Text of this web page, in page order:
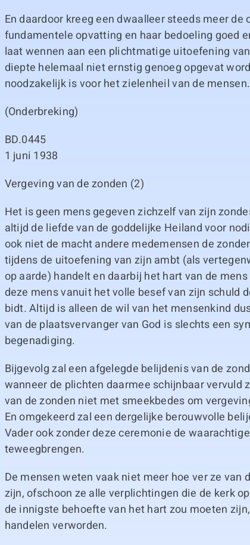
En daardoor kreeg een dwaalleer steeds meer
fundamentele opvatting en haar bedoeling goed
laat wennen aan een plichtmatige uitoefening
diepte helemaal niet ernstig genoeg opgevat
noodzakelijk is voor het zielenheil van de mensen.
(Onderbreking)
BD.0445
1 juni 1938
Vergeving van de zonden (2)
Het is geen mens gegeven zichzelf van zijn
altijd de liefde van de goddelijke Heiland voor
ook niet de macht andere medemensen de
tijdens de uitoefening van zijn ambt (als
op aarde) handelt en daarbij het hart van de
deze mens vanuit het volle besef van zijn schuld
bidt. Altijd is alleen de wil van het mensenkind
van de plaatsvervanger van God is slechts een
begenadiging.
Bijgevolg zal een afgelegde belijdenis van de
wanneer de plichten daarmee schijnbaar vervuld
van de zonden niet met smeekbedes om
En omgekeerd zal een dergelijke berouwvolle
Vader ook zonder deze ceremonie de
teweegbrengen.
De mensen weten vaak niet meer hoe ver ze van
zijn, ofschoon ze alle verplichtingen die de kerk
de innigste behoefte van het hart zou moeten
handelen verworden.